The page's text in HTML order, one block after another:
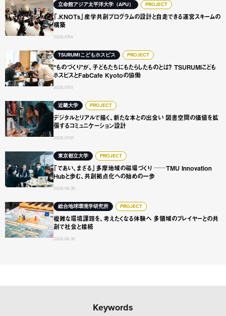
立命館アジア太平洋大学（APU） PROJECT
「.KNOTs」産学共創プログラムの設計と自走できる運営スキームの
構築
2026.07.14
「.KNOTs」産学共創プログラムの設計と自走できる運営ス
TSURUMIこどもホスピス PROJECT
“ものづくり”が、子どもたちにもたらしたものとは？ TSURUMIこども
ホスピスとFabCafe Kyotoの協働
2026.07.13
“ものづくり”が、子どもたちにもたらしたものとは？
近畿大学 PROJECT
デジタルとリアルで描く、新たな本との出会い 図書空間の価値を拡
張するコミュニケーション設計
2026.07.01
デジタルとリアルで描く、新たな本との出会い 図書空間の
東京都立大学 PROJECT
「であい、まざる」多摩地域の磁場づくり ──TMU Innovation
Hubと歩む、共創拠点化への始めの一歩
2026.06.30
「であい、まざる」多摩地域の磁場づくり ──TMU
総合地球環境学研究所 PROJECT
複雑な環境課題を、考えたくなる体験へ 多領域のプレイヤーとの共
創で社会と接続
2026.06.30
複雑な環境課題を、考えたくなる体験へ 多領域のプレイヤ
Keywords